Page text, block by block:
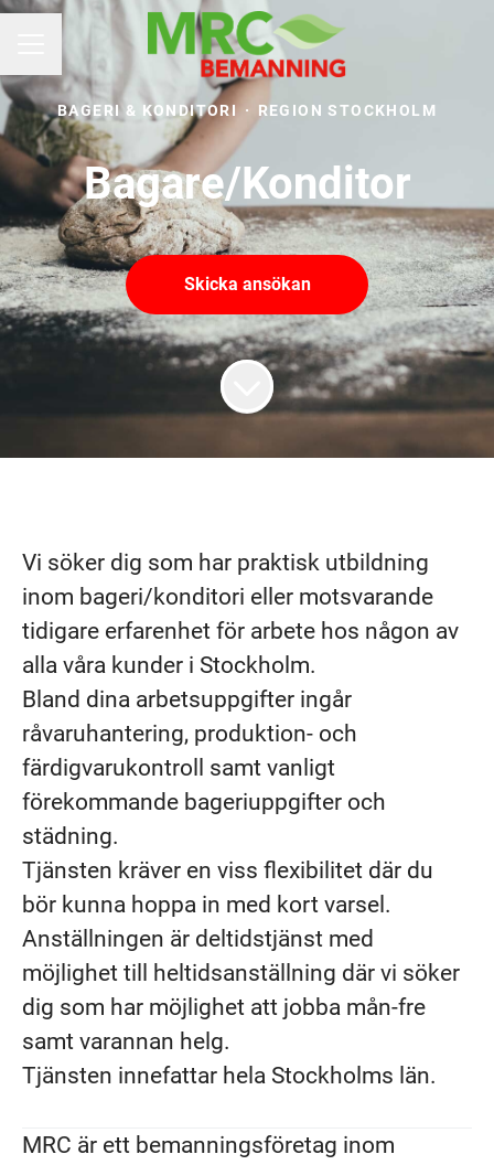
KARRIÄRMENY
BAGERI & KONDITORI · REGION STOCKHOLM
Bagare/Konditor
Skicka ansökan
Vi söker dig som har praktisk utbildning
inom bageri/konditori eller motsvarande
tidigare erfarenhet för arbete hos någon av
alla våra kunder i Stockholm.
Bland dina arbetsuppgifter ingår
råvaruhantering, produktion- och
färdigvarukontroll samt vanligt
förekommande bageriuppgifter och
städning.
Tjänsten kräver en viss flexibilitet där du
bör kunna hoppa in med kort varsel.
Anställningen är deltidstjänst med
möjlighet till heltidsanställning där vi söker
dig som har möjlighet att jobba mån-fre
samt varannan helg.
Tjänsten innefattar hela Stockholms län.
MRC är ett bemanningsföretag inom